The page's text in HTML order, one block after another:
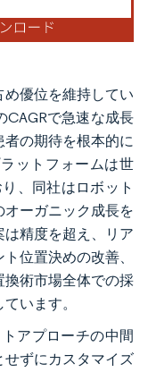
め優位を維持してい
CAGRで急速な成長
の期待を根本的に
ットフォームは世
、同社はロボット
オーガニック成長を
精度を超え、リア
位置決めの改善、
術市場全体での採
います。
アプローチの中間
ずにカスタマイズ